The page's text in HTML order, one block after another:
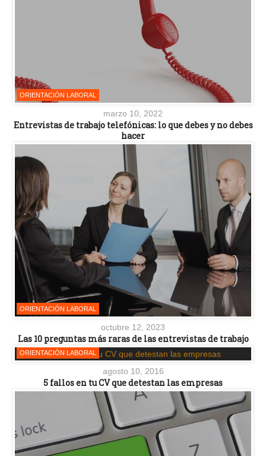
ORIENTACIÓN LABORAL
marzo 10, 2022
Entrevistas de trabajo telefónicas: lo que debes y no debes
hacer
ORIENTACIÓN LABORAL
octubre 12, 2023
Las 10 preguntas más raras de las entrevistas de trabajo
ORIENTACIÓN LABORAL
agosto 10, 2016
5 fallos en tu CV que detestan las empresas